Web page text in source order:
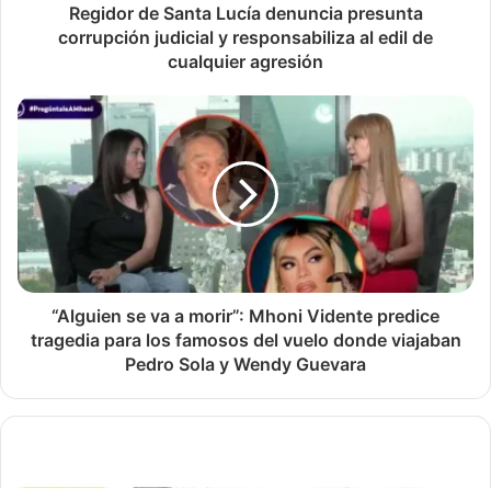
Regidor de Santa Lucía denuncia presunta
corrupción judicial y responsabiliza al edil de
cualquier agresión
“Alguien se va a morir”: Mhoni Vidente predice
tragedia para los famosos del vuelo donde viajaban
Pedro Sola y Wendy Guevara